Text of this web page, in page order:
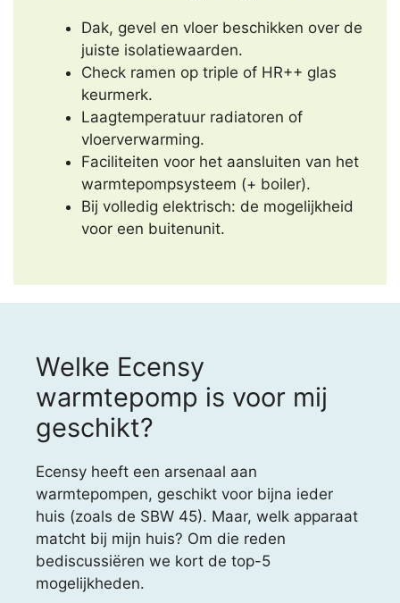
Dak, gevel en vloer beschikken over de
juiste isolatiewaarden.
Check ramen op triple of HR++ glas
keurmerk.
Laagtemperatuur radiatoren of
vloerverwarming.
Faciliteiten voor het aansluiten van het
warmtepompsysteem (+ boiler).
Bij volledig elektrisch: de mogelijkheid
voor een buitenunit.
Welke Ecensy
warmtepomp is voor mij
geschikt?
Ecensy heeft een arsenaal aan
warmtepompen, geschikt voor bijna ieder
huis (zoals de SBW 45). Maar, welk apparaat
matcht bij mijn huis? Om die reden
bediscussiëren we kort de top-5
mogelijkheden.